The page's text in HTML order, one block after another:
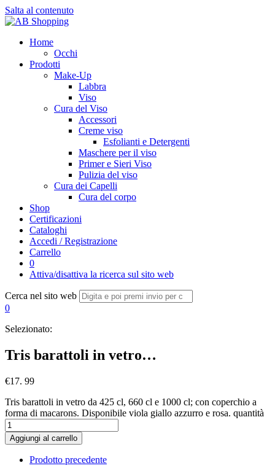
Salta al contenuto
Home
Occhi
Prodotti
Make-Up
Labbra
Viso
Cura del Viso
Accessori
Creme viso
Esfolianti e Detergenti
Maschere per il viso
Primer e Sieri Viso
Pulizia del viso
Cura dei Capelli
Cura del corpo
Shop
Certificazioni
Cataloghi
Accedi / Registrazione
Carrello
0
Attiva/disattiva la ricerca sul sito web
Cerca nel sito web
0
Selezionato:
Tris barattoli in vetro…
€17. 99
Tris barattoli in vetro da 425 cl, 660 cl e 1000 cl; con coperchio a
forma di macarons. Disponibile viola giallo azzurro e rosa. quantità
Aggiungi al carrello
Prodotto precedente